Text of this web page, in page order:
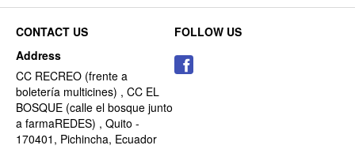
CONTACT US
Address
CC RECREO (frente a
boletería multicines) , CC EL
BOSQUE (calle el bosque junto
a farmaREDES) , Quito -
170401, Pichincha, Ecuador
FOLLOW US